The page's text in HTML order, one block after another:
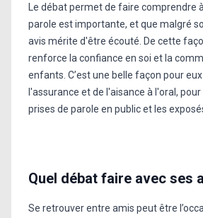
Le débat permet de faire comprendre
parole est importante, et que malgré
avis mérite d'être écouté. De cette
renforce la confiance en soi et la
enfants. C’est une belle façon pour
l'assurance et de l'aisance à l'oral,
prises de parole en public et les
Quel débat faire avec ses
Se retrouver entre amis peut être